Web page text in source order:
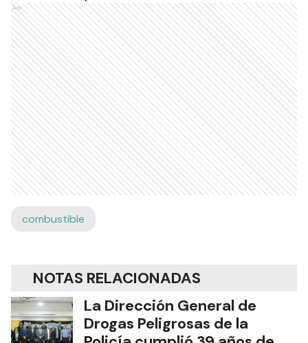
Ads
combustible
NOTAS RELACIONADAS
La Dirección General de
Drogas Peligrosas de la